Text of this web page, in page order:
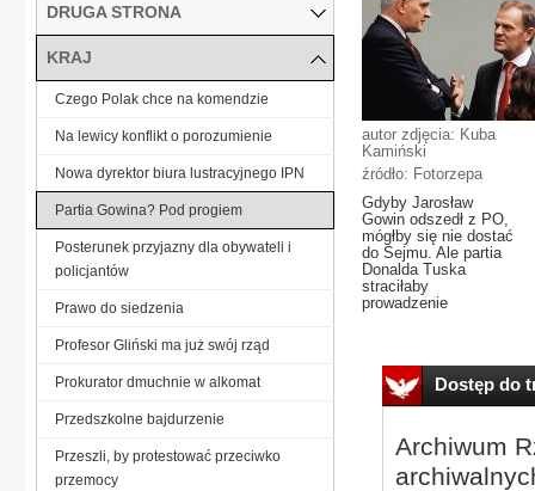
autor zdjęcia: Kuba
Kamiński
źródło: Fotorzepa
Gdyby Jarosław
Gowin odszedł z PO,
mógłby się nie dostać
do Sejmu. Ale partia
Donalda Tuska
straciłaby
prowadzenie
Dostęp do
Archiwum
DRUGA STRONA
KRAJ
Czego Polak chce na komendzie
Na lewicy konflikt o porozumienie
Nowa dyrektor biura lustracyjnego IPN
Partia Gowina? Pod progiem
Posterunek przyjazny dla obywateli i
policjantów
Prawo do siedzenia
Profesor Gliński ma już swój rząd
Prokurator dmuchnie w alkomat
Przedszkolne bajdurzenie
Przeszli, by protestować przeciwko
przemocy